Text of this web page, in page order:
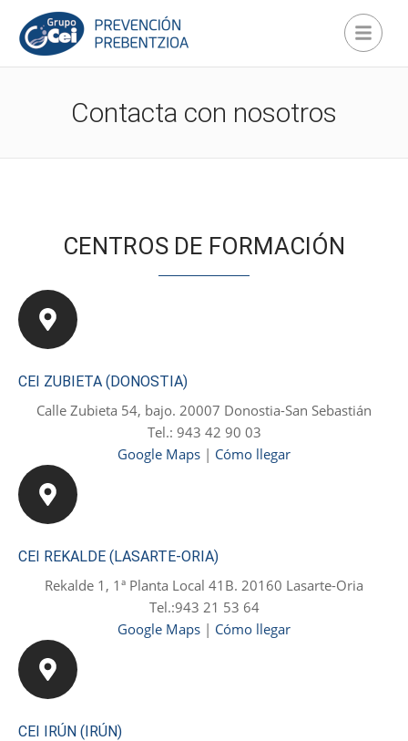
Contacta con nosotros
CENTROS DE FORMACIÓN
CEI ZUBIETA (DONOSTIA)
Calle Zubieta 54, bajo. 20007 Donostia-San Sebastián
Tel.: 943 42 90 03
Google Maps | Cómo llegar
CEI REKALDE (LASARTE-ORIA)
Rekalde 1, 1ª Planta Local 41B. 20160 Lasarte-Oria
Tel.:943 21 53 64
Google Maps | Cómo llegar
CEI IRÚN (IRÚN)